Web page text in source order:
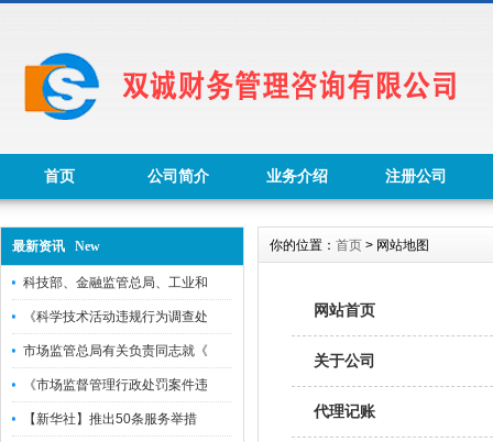
首页 公司简介 业务介绍 注册公司
最新资讯 New
科技部、金融监管总局、工业和
《科学技术活动违规行为调查处
市场监管总局有关负责同志就《
《市场监督管理行政处罚案件违
【新华社】推出50条服务举措
你的位置： 首页 > 网站地图
网站首页
关于公司
代理记账